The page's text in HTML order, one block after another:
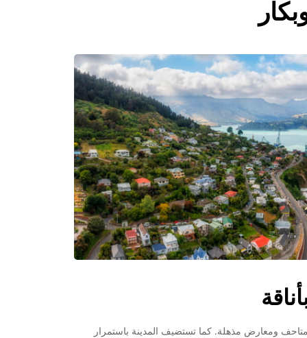
ومعارض مذهلة. كما تستضيف المدينة باستمرار